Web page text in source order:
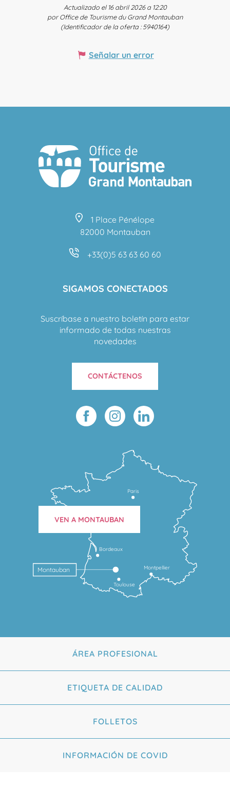
Actualizado el 16 abril 2026 a 12:20
por Office de Tourisme du Grand Montauban
(Identificador de la oferta :5940164)
Señalar un error
1 Place Pénélope
82000 Montauban
+33(0)5 63 63 60 60
SIGAMOS CONECTADOS
Suscríbase a nuestro boletín para estar
informado de todas nuestras
novedades
CONTÁCTENOS
Toulouse
Montpellier
Bordeaux
Montauban
Paris
VEN A MONTAUBAN
ÁREA PROFESIONAL
ETIQUETA DE CALIDAD
FOLLETOS
INFORMACIÓN DE COVID